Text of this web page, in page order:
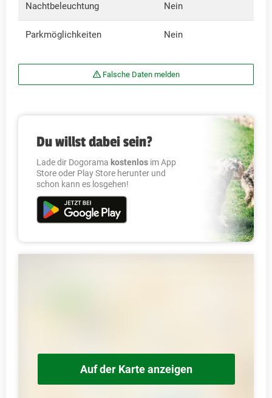
Nachtbeleuchtung Nein
Parkmöglichkeiten Nein
Falsche Daten melden
Du willst dabei sein?
Lade dir Dogorama kostenlos im App
Store oder Play Store herunter und
schon kann es losgehen!
Auf der Karte anzeigen